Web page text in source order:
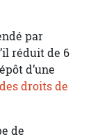
par
réduit de 6
d’une
droits de
de